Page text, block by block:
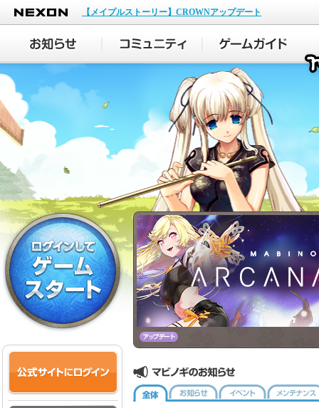
NEXON
【メイプルストーリー】CROWNアップデート
全体 お知らせ イベント